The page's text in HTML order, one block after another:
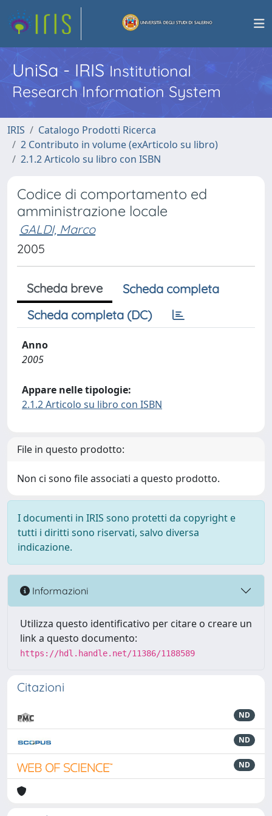
UniSa - IRISInstitutional
Research Information System
IRIS
Catalogo Prodotti Ricerca
2 Contributo in volume (exArticolo su libro)
2.1.2 Articolo su libro con ISBN
Codice di comportamento ed
amministrazione locale
GALDI, Marco
2005
Scheda breve
Scheda completa
Scheda completa (DC)
Anno
2005
Appare nelle tipologie:
2.1.2 Articolo su libro con ISBN
File in questo prodotto:
Non ci sono file associati a questo prodotto.
I documenti in IRIS sono protetti da copyright e
tutti i diritti sono riservati, salvo diversa
indicazione.
Informazioni
Utilizza questo identificativo per citare o creare un
link a questo documento:
https://hdl.handle.net/11386/1188589
Citazioni
ND
ND
ND